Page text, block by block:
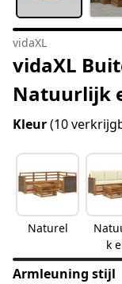
vidaXL
vidaXL
Natuurlijk
Kleur(10
Naturel
k
Armleuning stijl